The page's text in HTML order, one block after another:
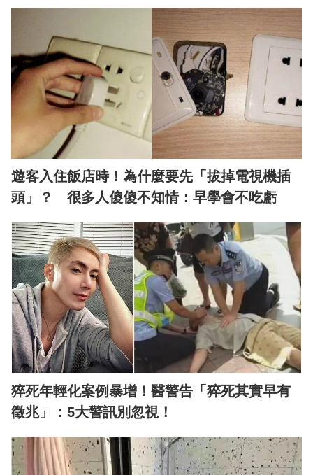
遊客入住飯店時！為什麼要先「拔掉電視機插
頭」？ 很多人傻傻不知情：早學會不吃虧
猝死年輕化案例暴增！醫警告「猝死其實早有
徵兆」：5大警訊別忽視！